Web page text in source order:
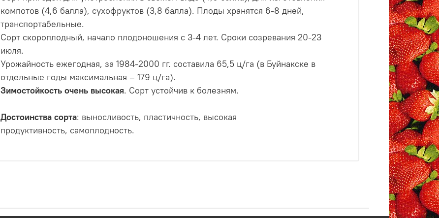
компотов (4,6 балла), сухофруктов (3,8 балла). Плоды хранятся 6-8 дней,
транспортабельные.
Сорт скороплодный, начало плодоношения с 3-4 лет. Сроки созревания 20-23
июля.
Урожайность ежегодная, за 1984-2000 гг. составила 65,5 ц/га (в Буйнакске в
отдельные годы максимальная – 179 ц/га).
Зимостойкость очень высокая. Сорт устойчив к болезням.
Достоинства сорта: выносливость, пластичность, высокая
продуктивность, самоплодность.